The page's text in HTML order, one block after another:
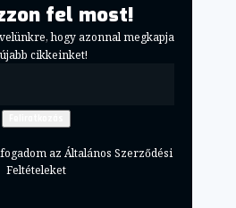
fel most!
hogy azonnal megkapja
cikkeinket!
az Általános Szerződési
Feltételeket